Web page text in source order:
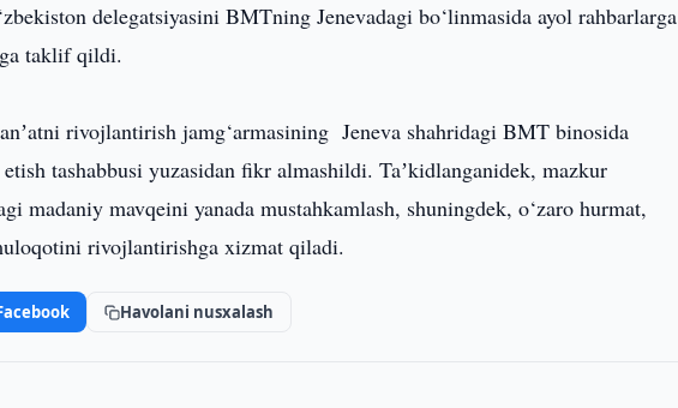
delegatsiyasini BMTning Jenevadagi bo‘linmasida ayol rahbarlarga
taklif qildi.
rivojlantirish jamg‘armasining Jeneva shahridagi BMT binosida
tashabbusi yuzasidan fikr almashildi. Taʼkidlanganidek, mazkur
madaniy mavqeini yanada mustahkamlash, shuningdek, o‘zaro hurmat,
rivojlantirishga xizmat qiladi.
Havolani nusxalash